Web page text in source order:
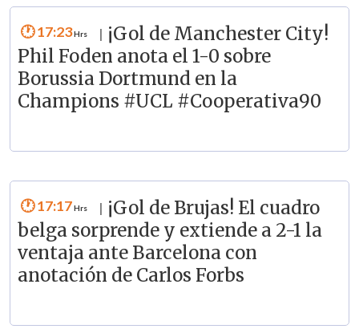
17:23
¡Gol de Manchester City!
Phil Foden anota el 1-0 sobre
Borussia Dortmund en la
Champions #UCL #Cooperativa90
17:17
¡Gol de Brujas! El cuadro
belga sorprende y extiende a 2-1 la
ventaja ante Barcelona con
anotación de Carlos Forbs